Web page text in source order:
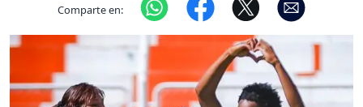
Comparte en: